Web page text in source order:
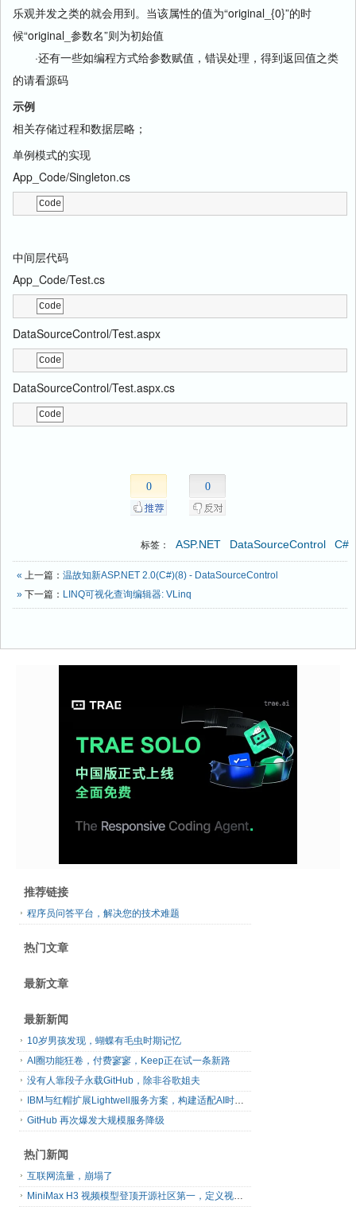
乐观并发之类的就会用到。当该属性的值为“original_{0}”的时
候“original_参数名”则为初始值
·还有一些如编程方式给参数赋值，错误处理，得到返回值之类
的请看源码
示例
相关存储过程和数据层略；
单例模式的实现
App_Code/Singleton.cs
Code
中间层代码
App_Code/Test.cs
Code
DataSourceControl/Test.aspx
Code
DataSourceControl/Test.aspx.cs
Code
0 0
标签： ASP.NET DataSourceControl C#
« 上一篇： 温故知新ASP.NET 2.0(C#)(8) - DataSourceControl
» 下一篇： LINQ可视化查询编辑器: VLinq
推荐链接
程序员问答平台，解决您的技术难题
热门文章
最新文章
最新新闻
10岁男孩发现，蝴蝶有毛虫时期记忆
AI圈功能狂卷，付费寥寥，Keep正在试一条新路
没有人靠段子永载GitHub，除非谷歌姐夫
IBM与红帽扩展Lightwell服务方案，构建适配AI时代开源生态的可信基础设施
GitHub 再次爆发大规模服务降级
热门新闻
互联网流量，崩塌了
MiniMax H3 视频模型登顶开源社区第一，定义视频模型领域“斩杀线”